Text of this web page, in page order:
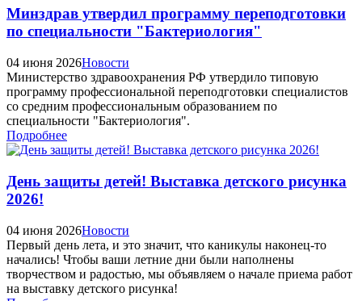
Минздрав утвердил программу переподготовки
по специальности "Бактериология"
04 июня 2026Новости
Министерство здравоохранения РФ утвердило типовую
программу профессиональной переподготовки специалистов
со средним профессиональным образованием по
специальности "Бактериология".
Подробнее
День защиты детей! Выставка детского рисунка
2026!
04 июня 2026Новости
Первый день лета, и это значит, что каникулы наконец-то
начались! Чтобы ваши летние дни были наполнены
творчеством и радостью, мы объявляем о начале приема работ
на выставку детского рисунка!